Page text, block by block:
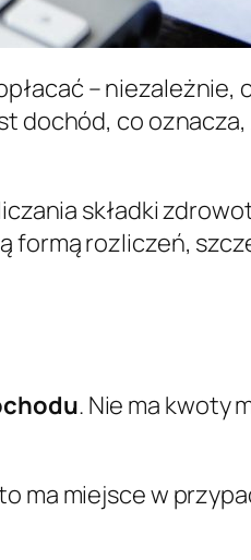
–
dochód, co
składki
rozliczeń,
. Nie ma kwoty
ma miejsce w